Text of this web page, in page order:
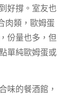
好撐。室友也
肉類，歐姆蛋
份量也多，但
單純歐姆蛋或
味的餐酒館，